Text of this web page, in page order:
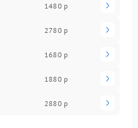
1480 р
2780 р
1680 р
1880 р
2880 р